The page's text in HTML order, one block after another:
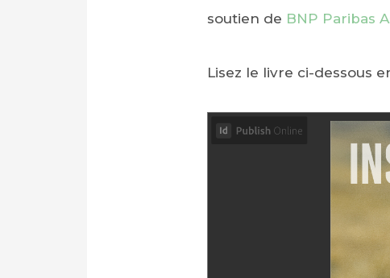
soutien de BNP Paribas
Lisez le livre ci-dessous